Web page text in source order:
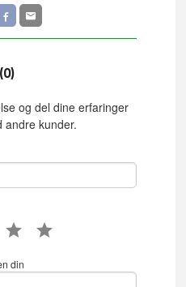
og del dine erfaringer
andre kunder.
4 star 5 star
din